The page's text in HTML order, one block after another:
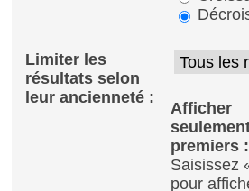
Limiter les
résultats selon
leur ancienneté :
Afficher
premiers :
Saisissez
pour